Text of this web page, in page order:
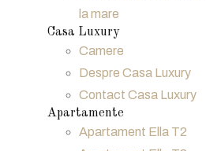
la mare
Casa Luxury
Camere
Despre Casa Luxury
Contact Casa Luxury
Apartamente
Apartament Ella T2